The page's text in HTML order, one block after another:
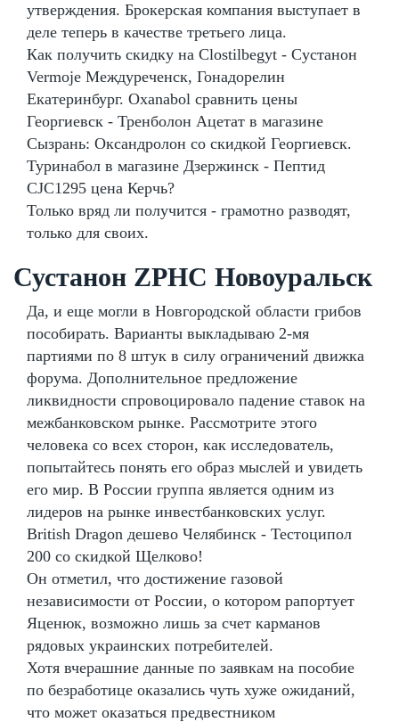
утверждения. Брокерская компания выступает в
деле теперь в качестве третьего лица.
Как получить скидку на Clostilbegyt - Сустанон
Vermoje Междуреченск, Гонадорелин
Екатеринбург. Oxanabol сравнить цены
Георгиевск - Тренболон Ацетат в магазине
Сызрань: Оксандролон со скидкой Георгиевск.
Туринабол в магазине Дзержинск - Пептид
CJC1295 цена Керчь?
Только вряд ли получится - грамотно разводят,
только для своих.
Сустанон ZPHC Новоуральск
Да, и еще могли в Новгородской области грибов
пособирать. Варианты выкладываю 2-мя
партиями по 8 штук в силу ограничений движка
форума. Дополнительное предложение
ликвидности спровоцировало падение ставок на
межбанковском рынке. Рассмотрите этого
человека со всех сторон, как исследователь,
попытайтесь понять его образ мыслей и увидеть
его мир. В России группа является одним из
лидеров на рынке инвестбанковских услуг.
British Dragon дешево Челябинск - Тестоципол
200 со скидкой Щелково!
Он отметил, что достижение газовой
независимости от России, о котором рапортует
Яценюк, возможно лишь за счет карманов
рядовых украинских потребителей.
Хотя вчерашние данные по заявкам на пособие
по безработице оказались чуть хуже ожиданий,
что может оказаться предвестником